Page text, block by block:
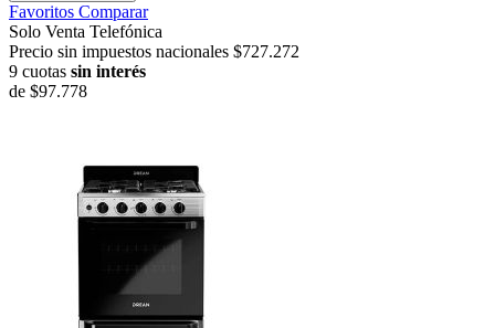
Favoritos Comparar
Solo Venta Telefónica
Precio sin impuestos nacionales $727.272
9 cuotas sin interés
de $97.778